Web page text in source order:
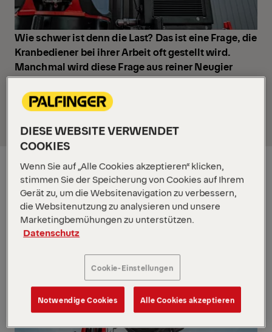
Wie schwer ist denn die Last? Das ist eine Frage, die
Kranbediener bei ihrer Arbeit oft gestellt wird.
Manchmal wird diese Frage aus reiner Neugier
gestellt, in anderen Situationen ist das aber eine
sehr wichtige und entscheidende Information. Mit
PALFINGER haben Sie immer die Antwort parat.
DIESE WEBSITE VERWENDET
COOKIES
Wenn Sie auf „Alle Cookies akzeptieren“ klicken,
stimmen Sie der Speicherung von Cookies auf Ihrem
Gerät zu, um die Websitenavigation zu verbessern,
die Websitenutzung zu analysieren und unsere
Marketingbemühungen zu unterstützen.
Datenschutz
Cookie-Einstellungen
Notwendige Cookies Alle Cookies akzeptieren